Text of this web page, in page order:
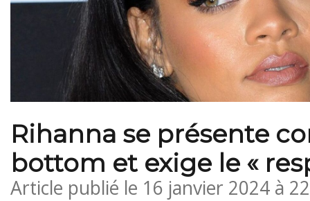
Rihanna se présente
bottom et exige le «
Article publié le 16 janvier 2024 à